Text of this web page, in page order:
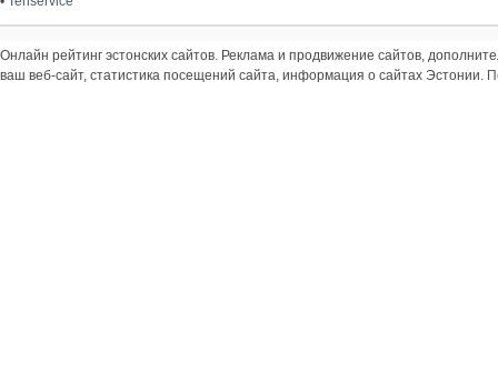
Онлайн рейтинг эстонских сайтов. Реклама и продвижение сайтов,
ваш веб-сайт, статистика посещений сайта, информация о сайтах Эстонии.